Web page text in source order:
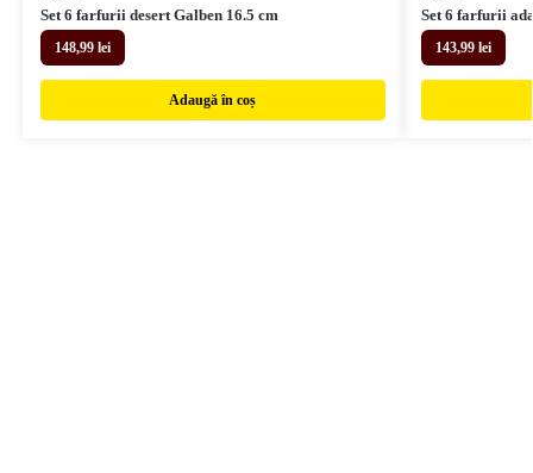
Set 6 farfurii desert Galben 16.5 cm
148,99 lei
Adaugă în coș
Set 6 farfurii
143,99 lei